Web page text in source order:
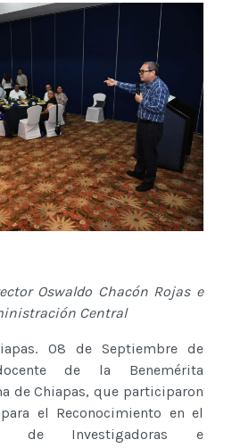
Oswaldo Chacón Rojas e
Central
08 de Septiembre de
de la Benemérita
de Chiapas, que participaron
el Reconocimiento en el
de Investigadoras e